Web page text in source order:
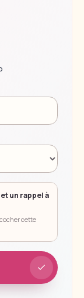
un rappel à
cette